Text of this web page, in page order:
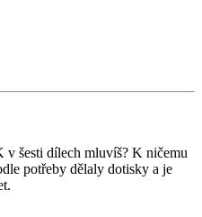
šesti dílech mluvíš? K ničemu
potřeby dělaly dotisky a je